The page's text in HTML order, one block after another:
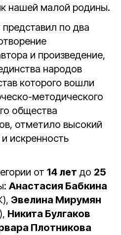
нашей малой родины.
по два
и произведение,
народов
которого вошли
методического
общества
отметило высокий
искренность
от 14 лет до 25
Анастасия Бабкина
Эвелина Мирумян
Никита Булгаков
Плотникова